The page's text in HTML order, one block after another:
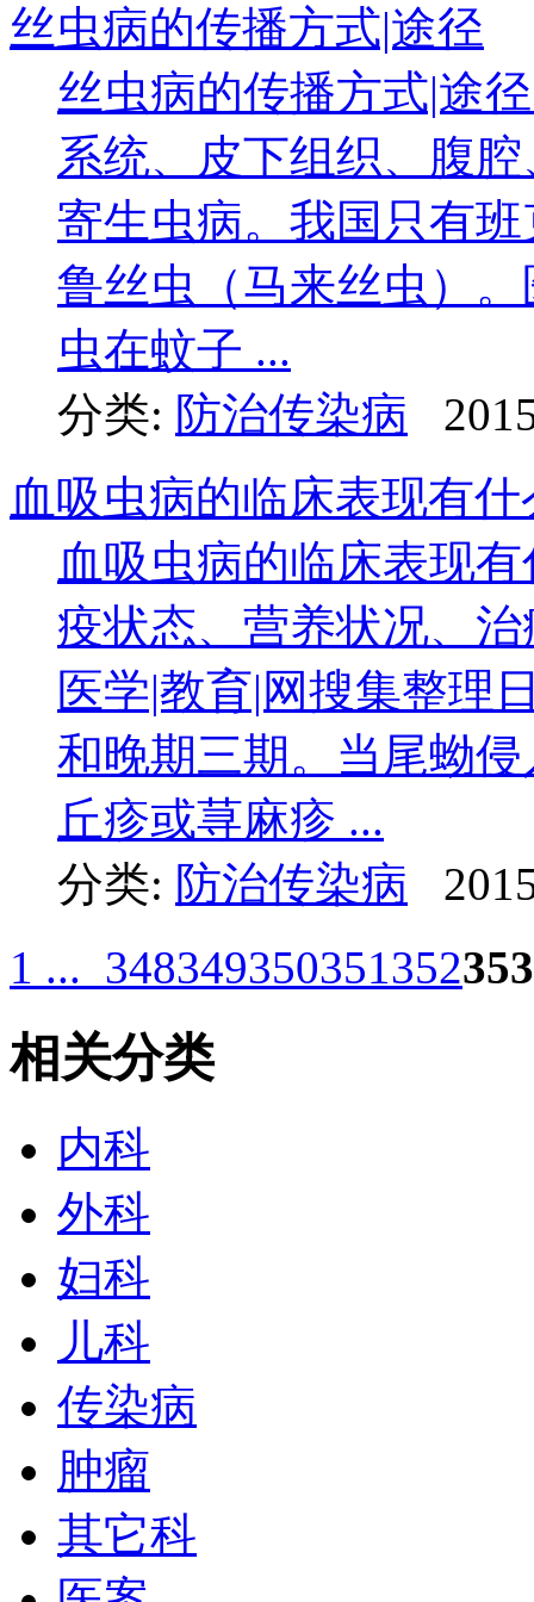
丝虫病的传播方式|途径
丝虫病的传播方式|途
系统、皮下组织、腹
寄生虫病。我国只有
鲁丝虫（马来丝虫）
虫在蚊子 ...
分类: 防治传染病
血吸虫病的临床表现有什
血吸虫病的临床表现
疫状态、营养状况、
医学|教育|网搜集整理
和晚期三期。当尾蚴
丘疹或荨麻疹 ...
分类: 防治传染病
1 ... 348349350351352353
相关分类
内科
外科
妇科
儿科
传染病
肿瘤
其它科